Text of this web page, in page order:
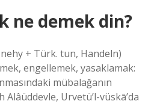
ne demek din?
+ Türk. tun, Handeln)
engellemek, yasaklamak:
mübalağanın
Urvetü’l-vüskā’da